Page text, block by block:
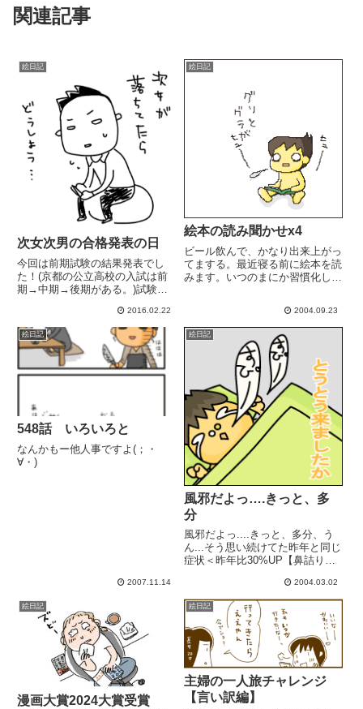
関連記事
絵日記
次女次男の合格発表の日
今回は前期試験の結果発表でし
た！(京都の公立高校の入試は前
期→中期→後期がある。)試験内
るのは前期！っつーか、次男、前
期 し か チャンスが無いといって
も過言ではない！次女は、まぁ大
丈夫。前期は競争率は高いけれ...
2016.02.22
絵日記
絵本の読み聞かせx4
ビール飲んで、かなり出来上がっ
てまする。最近寝る前に絵本を読
みます。いつのまにか習慣化しつ
人1冊...計4冊呼吸困難に陥りかけ
ました。
2004.09.23
絵日記
548話 いろいろと
なんかもー他人事ですよ(；・
∀・)
2007.11.14
絵日記
風邪だよっ….きっと、多
分
風邪だよっ....きっと、多分、う
ん...そう思い続けてた昨年と同じ
症状＜昨年比30%UP【鼻詰り】
なくなってます。口呼吸。これは
もう腹をくくるしかないですか
2004.03.02
絵日記
漫画大賞2024大賞受賞
絵日記
主婦の一人旅チャレンジ
【言い訳編】